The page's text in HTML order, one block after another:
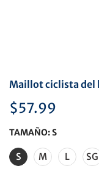
Maillot ciclista del
$57.99
TAMAÑO:S
S M L SG